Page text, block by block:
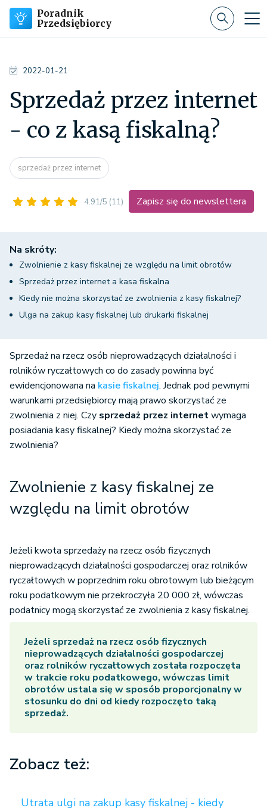
Poradnik
Przedsiębiorcy
2022-01-21
Sprzedaż przez internet
- co z kasą fiskalną?
sprzedaż przez internet
4.91/5 (11) Zapisz się do newslettera
Na skróty:
Zwolnienie z kasy fiskalnej ze względu na limit obrotów
Sprzedaż przez internet a kasa fiskalna
Kiedy nie można skorzystać ze zwolnienia z kasy fiskalnej?
Ulga na zakup kasy fiskalnej lub drukarki fiskalnej
Sprzedaż na rzecz osób nieprowadzących działalności i
rolników ryczałtowych co do zasady powinna być
ewidencjonowana na kasie fiskalnej. Jednak pod pewnymi
warunkami przedsiębiorcy mają prawo skorzystać ze
zwolnienia z niej. Czy sprzedaż przez internetwymaga
posiadania kasy fiskalnej? Kiedy można skorzystać ze
zwolnienia?
Zwolnienie z kasy fiskalnej ze
względu na limit obrotów
Jeżeli kwota sprzedaży na rzecz osób fizycznych
nieprowadzących działalności gospodarczej oraz rolników
ryczałtowych w poprzednim roku obrotowym lub bieżącym
roku podatkowym nie przekroczyła 20 000 zł, wówczas
podatnicy mogą skorzystać ze zwolnienia z kasy fiskalnej.
Jeżeli sprzedaż na rzecz osób fizycznych
nieprowadzących działalności gospodarczej
oraz rolników ryczałtowych została rozpoczęta
w trakcie roku podatkowego, wówczas limit
obrotów ustala się w sposób proporcjonalny w
stosunku do dni od kiedy rozpoczęto taką
sprzedaż.
Zobacz też:
Utrata ulgi na zakup kasy fiskalnej - kiedy